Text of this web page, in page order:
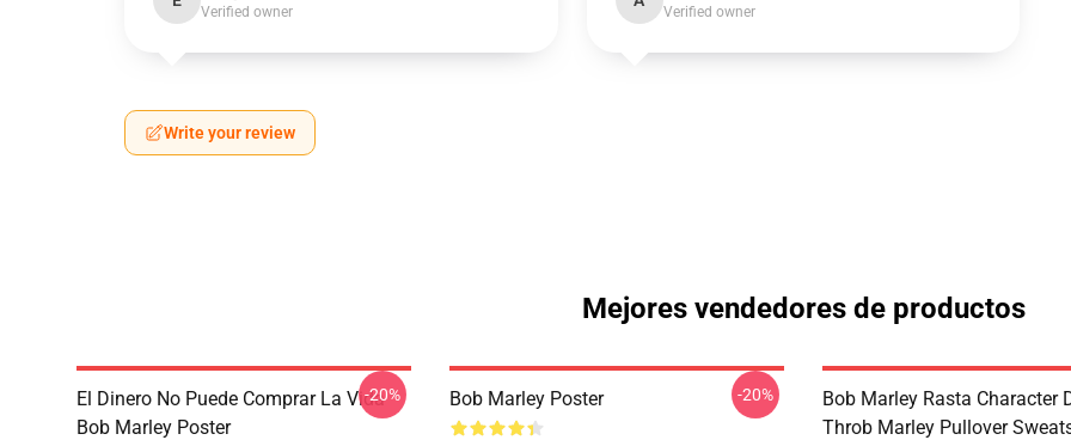
Verified owner Verified owner
Write your review
Mejores vendedores de productos
El Dinero No Puede Comprar La Vida
Bob Marley Poster
-20% Bob Marley Poster -20%
Bob Marley Rasta Character
Throb Marley Pullover